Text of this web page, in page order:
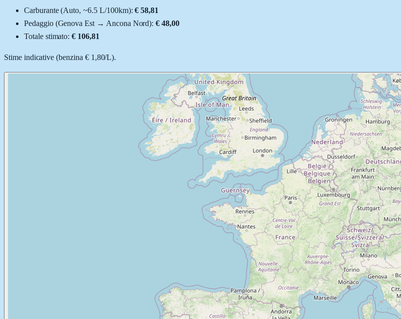
Carburante (Auto, ~6.5 L/100km): € 58,81
Pedaggio (Genova Est → Ancona Nord): € 48,00
Totale stimato:€ 106,81
Stime indicative (benzina € 1,80/L).